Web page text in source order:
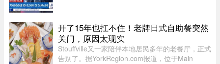
未来联盟（CAQ）、 ...
开了15年也扛不住！老牌日式自助餐突然
关门，原因太现实
Stouffville又一家陪伴本地居民多年的老餐厅，正式
告别了。据YorkRegion.com报道，位于Main